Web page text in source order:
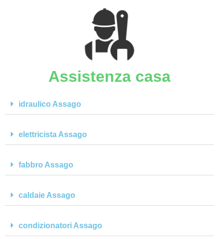
Assistenza casa
idraulico Assago
elettricista Assago
fabbro Assago
caldaie Assago
condizionatori Assago